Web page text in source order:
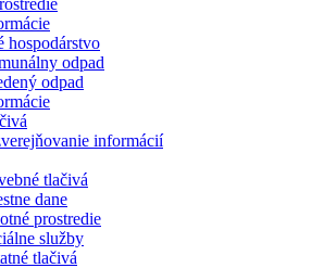
hospodárstvo
odpad
odpad
informácií
tlačivá
dane
prostredie
služby
tlačivá